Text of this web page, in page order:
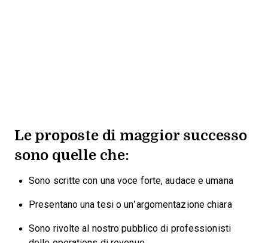
Le proposte di maggior successo
sono quelle che:
Sono scritte con una voce forte, audace e umana
Presentano una tesi o un’argomentazione chiara
Sono rivolte al nostro pubblico di professionisti